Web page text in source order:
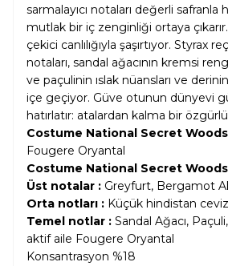
sarmalayıcı notaları değerli safranla
mutlak bir iç zenginliği ortaya
çekici canlılığıyla şaşırtıyor. Styrax
notaları, sandal ağacının kremsi
ve paçulinin ıslak nüansları ve
içe geçiyor. Güve otunun dünyevi
hatırlatır: atalardan kalma bir
Costume National Secret
Fougere Oryantal
Costume National Secret Woods
Üst notalar : Greyfurt, Bergamot
Orta notları : Küçük hindistan
Temel notlar : Sandal Ağacı,
aktif aile Fougere Oryantal
Konsantrasyon %18